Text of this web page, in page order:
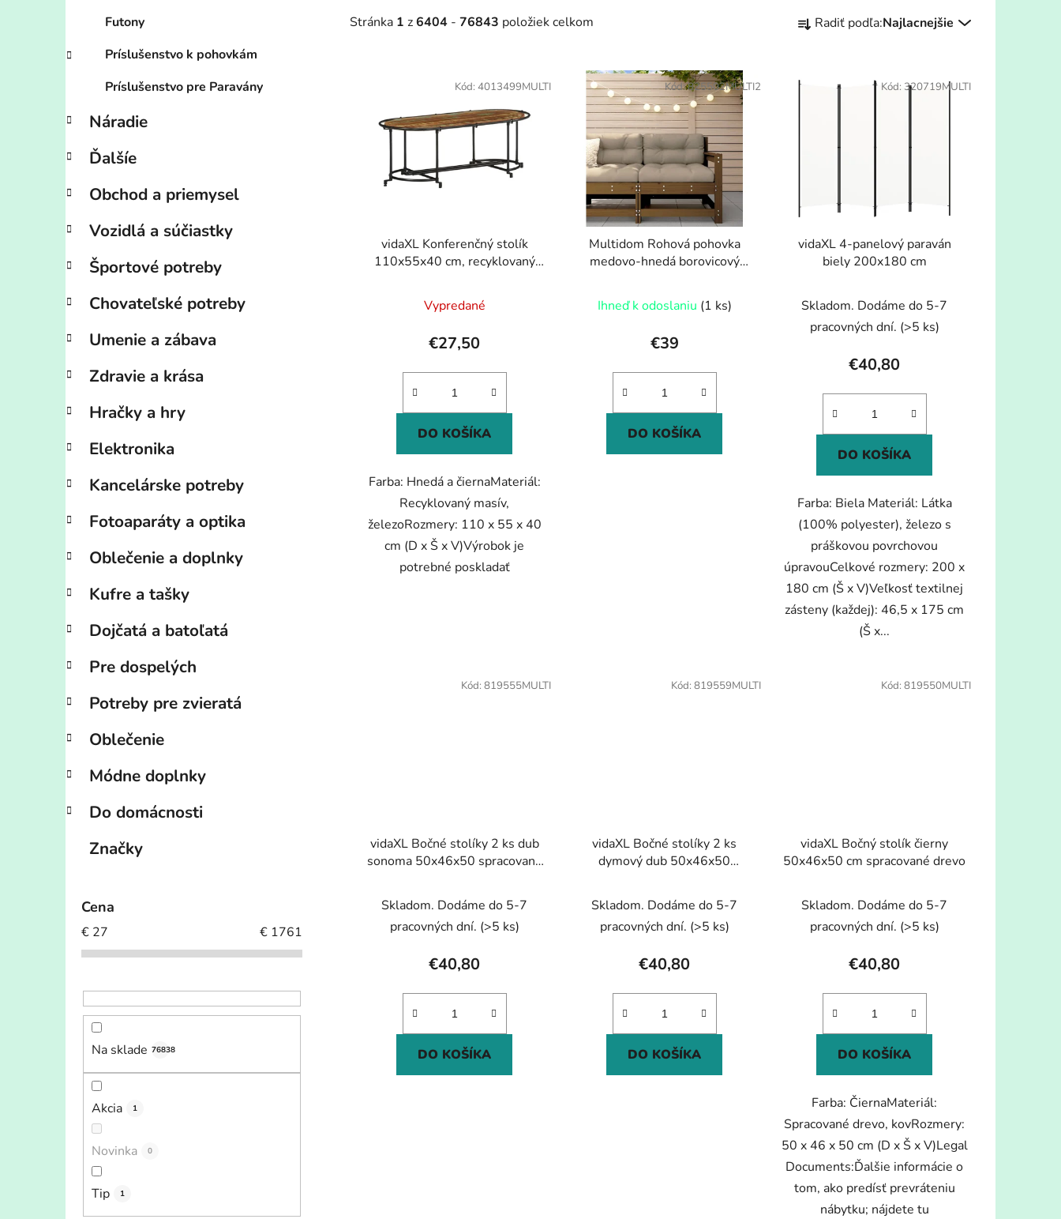
Futony
Príslušenstvo k pohovkám
Príslušenstvo pre Paravány
Náradie
Ďalšíe
Obchod a priemysel
Vozidlá a súčiastky
Športové potreby
Chovateľské potreby
Umenie a zábava
Zdravie a krása
Hračky a hry
Elektronika
Kancelárske potreby
Fotoaparáty a optika
Oblečenie a doplnky
Kufre a tašky
Dojčatá a batoľatá
Pre dospelých
Potreby pre zvieratá
Oblečenie
Módne doplnky
Do domácnosti
Značky
Cena
€ 27 € 1761
Na sklade 76838
Akcia 1
Novinka 0
Tip 1
Stránka 1 z6404 - 76843 položiek celkom
a
n
d
u
o
Radiť podľa:Najlacnejšie
vidaXL Konferenčný stolík
110x55x40 cm, recyklovaný
Vypredané
€27,50
DO KOŠÍKA
Farba: Hnedá a čiernaMateriál:
Recyklovaný masív,
železoRozmery: 110 x 55 x 40
cm (D x Š x V)Výrobok je
potrebné poskladať
Kód: 4013499MULTI
Multidom Rohová pohovka
medovo-hnedá borovicový
Ihneď k odoslaniu (1 ks)
€39
DO KOŠÍKA
Kód:825502MULTI2
vidaXL 4-panelový paraván
biely 200x180 cm
Skladom. Dodáme do 5-7
pracovných dní. (>5 ks)
€40,80
DO KOŠÍKA
Farba: Biela Materiál: Látka
(100% polyester), železo s
práškovou povrchovou
úpravouCelkové rozmery: 200 x
180 cm (Š x V)Veľkosť textilnej
zásteny (každej): 46,5 x 175 cm
(Š x...
Kód:320719MULTI
vidaXL Bočné stolíky 2 ks dub
sonoma 50x46x50 spracované
Skladom. Dodáme do 5-7
pracovných dní. (>5 ks)
€40,80
DO KOŠÍKA
Kód: 819555MULTI
vidaXL Bočné stolíky 2 ks
dymový dub 50x46x50
Skladom. Dodáme do 5-7
pracovných dní. (>5 ks)
€40,80
DO KOŠÍKA
Kód: 819559MULTI
vidaXL Bočný stolík čierny
50x46x50 cm spracované drevo
Skladom. Dodáme do 5-7
pracovných dní. (>5 ks)
€40,80
DO KOŠÍKA
Farba: ČiernaMateriál:
Spracované drevo, kovRozmery:
50 x 46 x 50 cm (D x Š x V)Legal
Documents:Ďalšie informácie o
tom, ako predísť prevráteniu
nábytku; nájdete tu
Kód: 819550MULTI